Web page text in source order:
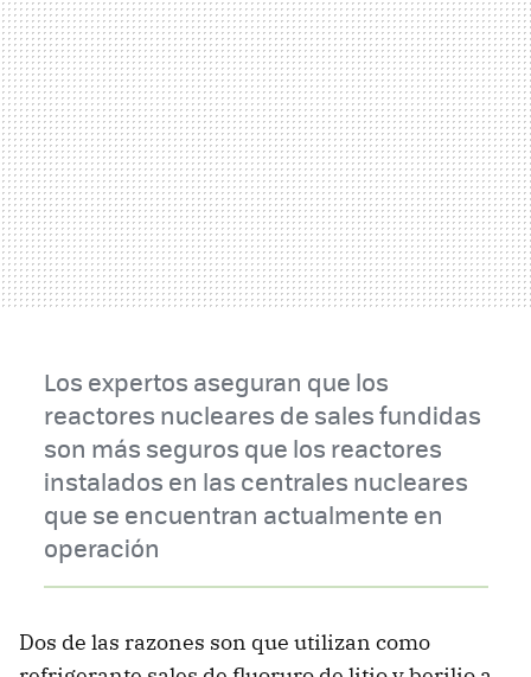
Los expertos aseguran que los
reactores nucleares de sales fundidas
son más seguros que los reactores
instalados en las centrales nucleares
que se encuentran actualmente en
operación
Dos de las razones son que utilizan como